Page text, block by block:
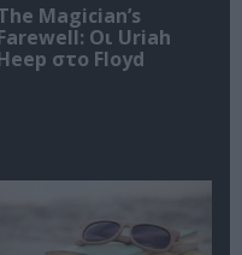
Magician’s
Οι Uriah
στο Floyd